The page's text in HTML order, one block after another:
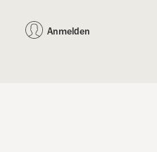
Anmelden